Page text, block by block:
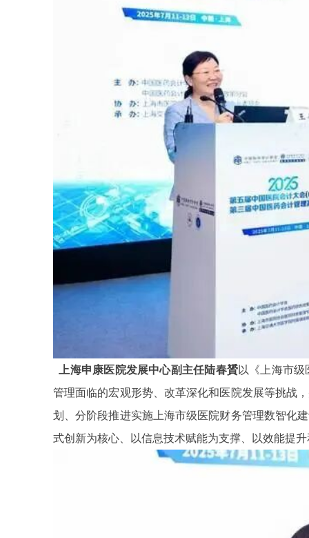
上海申康医院发展中心副主任陆春贇以《上海市级
管理面临的宏观形势、改革深化和医院发展等挑战
划、分阶段推进实施上海市级医院财务管理数智化
式创新为核心、以信息技术赋能为支撑、以效能提